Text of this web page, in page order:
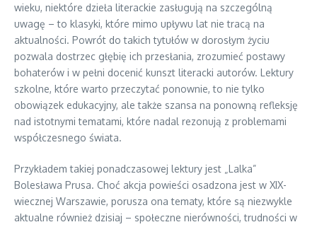
wieku, niektóre dzieła literackie zasługują na szczególną
uwagę – to klasyki, które mimo upływu lat nie tracą na
aktualności. Powrót do takich tytułów w dorosłym życiu
pozwala dostrzec głębię ich przesłania, zrozumieć postawy
bohaterów i w pełni docenić kunszt literacki autorów. Lektury
szkolne, które warto przeczytać ponownie, to nie tylko
obowiązek edukacyjny, ale także szansa na ponowną refleksję
nad istotnymi tematami, które nadal rezonują z problemami
współczesnego świata.
Przykładem takiej ponadczasowej lektury jest „Lalka”
Bolesława Prusa. Choć akcja powieści osadzona jest w XIX-
wiecznej Warszawie, porusza ona tematy, które są niezwykle
aktualne również dzisiaj – społeczne nierówności, trudności w